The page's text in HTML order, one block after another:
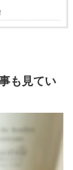
も見てい